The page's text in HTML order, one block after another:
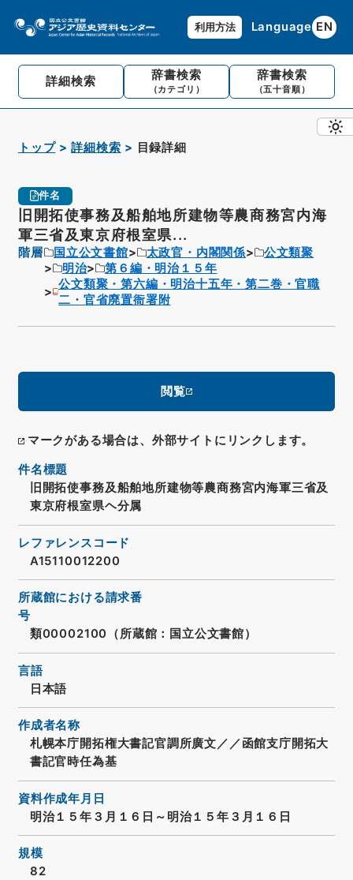
利用方法 Language EN
詳細検索 辞書検索
（カテゴリ）
辞書検索
（五十音順）
トップ 詳細検索 目録詳細
件名
旧開拓使事務及船舶地所建物等農商務宮内海
軍三省及東京府根室県...
階層 国立公文書館 太政官・内閣関係
公文類聚
明治
第６編・明治１５年
公文類聚・第六編・明治十五年・第二巻・官職
二・官省廃置衙署附
閲覧
マークがある場合は、外部サイトにリンクします。
件名標題
旧開拓使事務及船舶地所建物等農商務宮内海軍三省及
東京府根室県ヘ分属
レファレンスコード
A15110012200
所蔵館における請求番
号
類00002100（所蔵館：国立公文書館）
言語
日本語
作成者名称
札幌本庁開拓権大書記官調所廣文／／函館支庁開拓大
書記官時任為基
資料作成年月日
明治１５年３月１６日～明治１５年３月１６日
規模
82